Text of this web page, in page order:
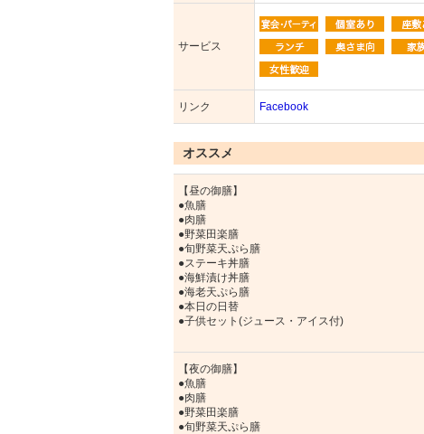
サービス
リンク Facebook
オススメ
【昼の御膳】
●魚膳
●肉膳
●野菜田楽膳
●旬野菜天ぷら膳
●ステーキ丼膳
●海鮮漬け丼膳
●海老天ぷら膳
●本日の日替
●子供セット(ジュース・アイス付)
【夜の御膳】
●魚膳
●肉膳
●野菜田楽膳
●旬野菜天ぷら膳